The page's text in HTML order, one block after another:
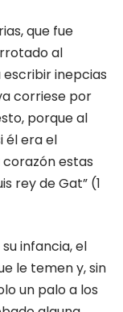
que fue
al
escribir inepcias
corriese por
porque al
él era el
corazón estas
rey de Gat” (1
infancia, el
le temen y, sin
un palo a los